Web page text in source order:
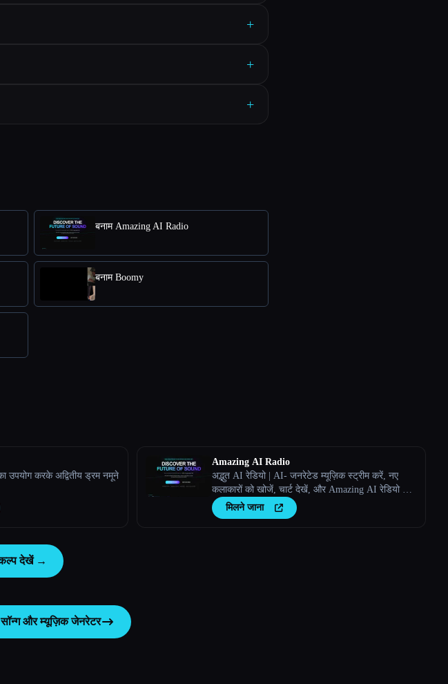
+
+
+
बनाम Amazing AI Radio
बनाम Boomy
उपयोग करके अद्वितीय ड्रम नमूने
Amazing AI Radio
अद्भुत AI रेडियो | AI- जनरेटेड म्यूज़िक स्ट्रीम करें, नए
कलाकारों को खोजें, चार्ट देखें, और Amazing AI रेडियो पर
अपने खुद के ट्रैक अपलोड करें।
मिलने जाना
देखें →
और म्यूज़िक जेनरेटर